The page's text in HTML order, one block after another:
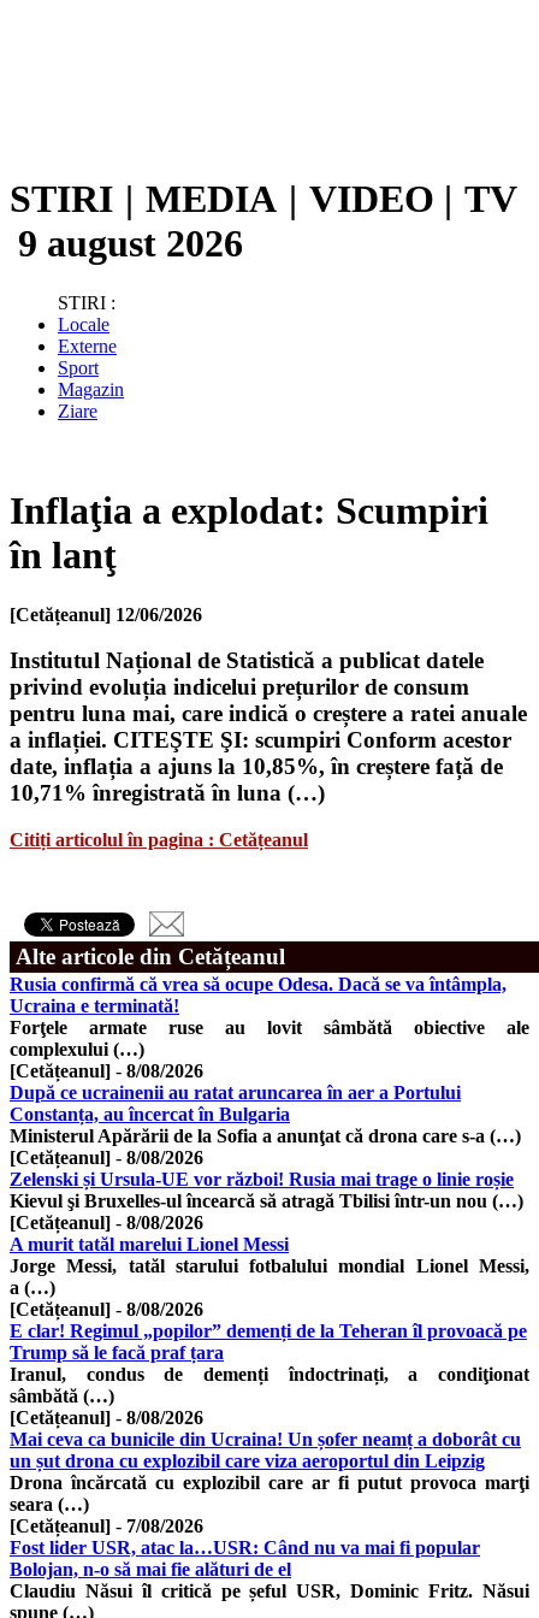
STIRI | MEDIA | VIDEO | TV
9 august 2026
STIRI :
Locale
Externe
Sport
Magazin
Ziare
Inflaţia a explodat: Scumpiri
în lanţ
[Cetățeanul] 12/06/2026
Institutul Național de Statistică a publicat datele
privind evoluția indicelui prețurilor de consum
pentru luna mai, care indică o creștere a ratei anuale
a inflației. CITEŞTE ŞI: scumpiri Conform acestor
date, inflația a ajuns la 10,85%, în creștere față de
10,71% înregistrată în luna (…)
Citiți articolul în pagina : Cetățeanul
Alte articole din Cetățeanul
Rusia confirmă că vrea să ocupe Odesa. Dacă se va întâmpla,
Ucraina e terminată!
Forţele armate ruse au lovit sâmbătă obiective ale
complexului (…)
[Cetățeanul] - 8/08/2026
După ce ucrainenii au ratat aruncarea în aer a Portului
Constanța, au încercat în Bulgaria
Ministerul Apărării de la Sofia a anunţat că drona care s-a (…)
[Cetățeanul] - 8/08/2026
Zelenski și Ursula-UE vor război! Rusia mai trage o linie roșie
Kievul şi Bruxelles-ul încearcă să atragă Tbilisi într-un nou (…)
[Cetățeanul] - 8/08/2026
A murit tatăl marelui Lionel Messi
Jorge Messi, tatăl starului fotbalului mondial Lionel Messi,
a (…)
[Cetățeanul] - 8/08/2026
E clar! Regimul „popilor” demenți de la Teheran îl provoacă pe
Trump să le facă praf țara
Iranul, condus de demenți îndoctrinați, a condiţionat
sâmbătă (…)
[Cetățeanul] - 8/08/2026
Mai ceva ca bunicile din Ucraina! Un șofer neamț a doborât cu
un șut drona cu explozibil care viza aeroportul din Leipzig
Drona încărcată cu explozibil care ar fi putut provoca marţi
seara (…)
[Cetățeanul] - 7/08/2026
Fost lider USR, atac la…USR: Când nu va mai fi popular
Bolojan, n-o să mai fie alături de el
Claudiu Năsui îl critică pe șeful USR, Dominic Fritz. Năsui
spune (…)